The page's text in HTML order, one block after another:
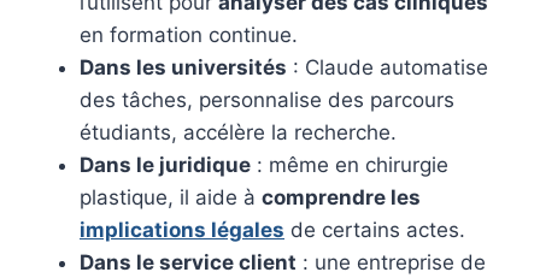
en formation continue.
Dans les universités : Claude automatise
des tâches, personnalise des parcours
étudiants, accélère la recherche.
Dans le juridique : même en chirurgie
plastique, il aide à comprendre les
implications légales de certains actes.
Dans le service client : une entreprise de